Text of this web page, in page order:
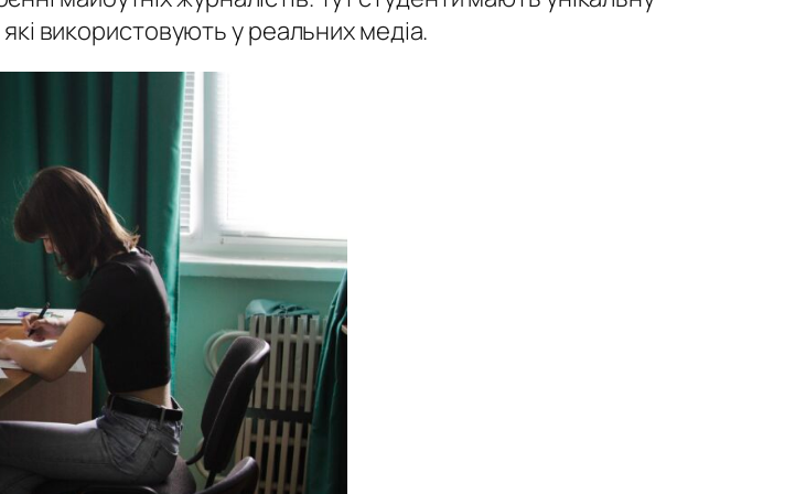
використовують у реальних медіа.